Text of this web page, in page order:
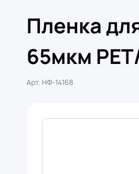
Пленка
65мкм
Арт. НФ-14168